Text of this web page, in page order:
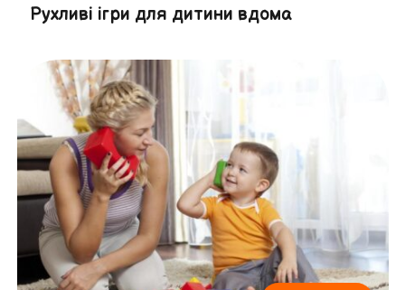
Рухливі ігри для дитини вдома